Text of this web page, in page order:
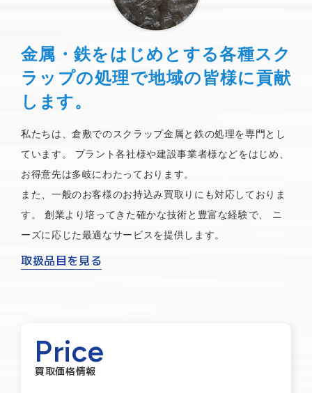
金属・鉄をはじめとする各種スク
ラップの処理で地域の皆様に貢献
します。
私たちは、倉敷でのスクラップ金属と鉄の処理を専門とし
ています。
プラント各社様や建設事業者様などをはじめ、
お得意先は多岐にわたっております。
また、一般のお客様のお持込み買取りにも対応しておりま
す。
創業より培ってきた確かな技術と豊富な経験で、
ニ
ーズに応じた最適なサービスを提供します。
取扱品目を見る
Price
買取価格情報